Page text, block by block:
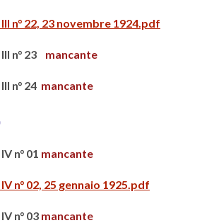
n° 22, 23 novembre 1924.pdf
n° 23 mancante
n° 24 mancante
n° 01 mancante
n° 02, 25 gennaio 1925.pdf
n° 03 mancante